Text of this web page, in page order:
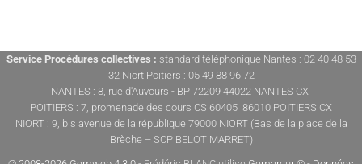
Service Procédures collectives : standard téléphonique Nantes : 02 40 48 53
32 Niort Poitiers : 05 49 88 96 72
NANTES : 8, rue d'Auvours - BP 72209 44022 NANTES CX
POITIERS : 7, promenade des cours CS 60405 86010 POITIERS CX
NIORT : 9, bis avenue de la république 79000 NIORT (Bas de la place de la
Brèche – SCP BELOT MARRET)